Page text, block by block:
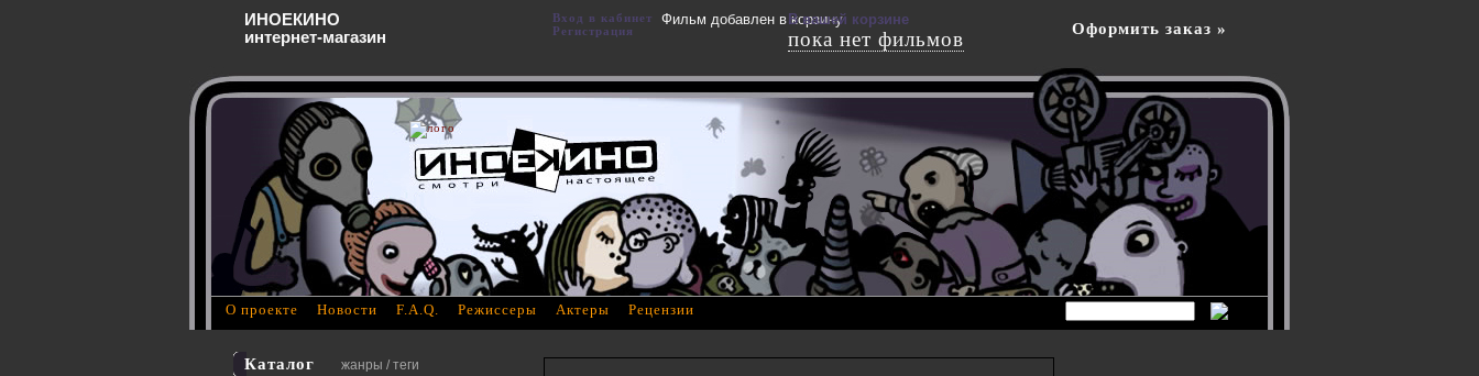
Каталог жанры / теги
О проекте Новости F.A.Q. Режиссеры Актеры Рецензии
Фильм добавлен в корзину
ИНОЕКИНО
интернет-магазин
Вход в кабинет
Регистрация
В вашей корзине
пока нет фильмов Оформить заказ »